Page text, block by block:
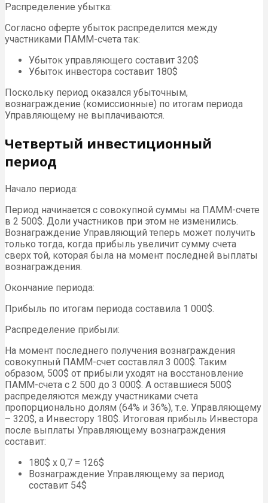
Распределение убытка:
Согласно оферте убыток распределится между
участниками ПАММ-счета так:
Убыток управляющего составит 320$
Убыток инвестора составит 180$
Поскольку период оказался убыточным,
вознаграждение (комиссионные) по итогам периода
Управляющему не выплачиваются.
Четвертый инвестиционный
период
Начало периода:
Период начинается с совокупной суммы на ПАММ-счете
в 2 500$. Доли участников при этом не изменились.
Вознаграждение Управляющий теперь может получить
только тогда, когда прибыль увеличит сумму счета
сверх той, которая была на момент последней выплаты
вознаграждения.
Окончание периода:
Прибыль по итогам периода составила 1 000$.
Распределение прибыли:
На момент последнего получения вознаграждения
совокупный ПАММ-счет составлял 3 000$. Таким
образом, 500$ от прибыли уходят на восстановление
ПАММ-счета с 2 500 до 3 000$. А оставшиеся 500$
распределяются между участниками счета
пропорционально долям (64% и 36%), т.е. Управляющему
– 320$, а Инвестору 180$. Итоговая прибыль Инвестора
после выплаты Управляющему вознаграждения
составит:
180$ х 0,7 = 126$
Вознаграждение Управляющему за период
составит 54$